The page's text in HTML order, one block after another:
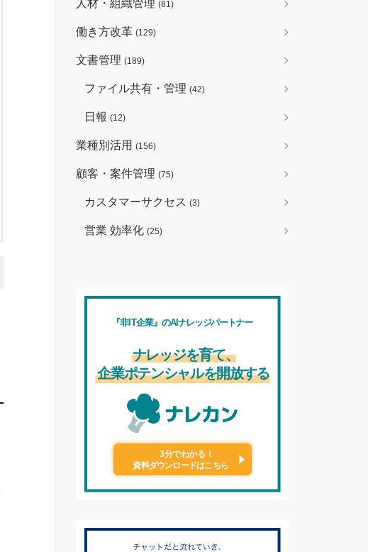
人材・組織管理 (81)
働き方改革 (129)
文書管理 (189)
ファイル共有・管理 (42)
日報 (12)
業種別活用 (156)
顧客・案件管理 (75)
カスタマーサクセス (3)
営業 効率化 (25)